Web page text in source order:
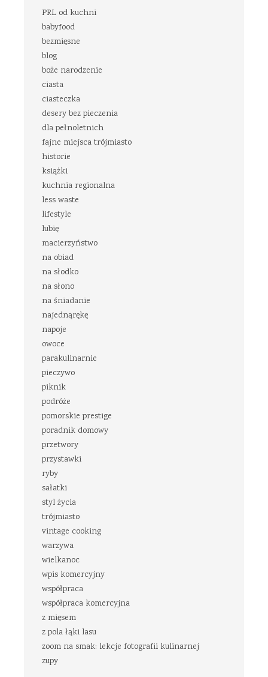
PRL od kuchni
babyfood
bezmięsne
blog
boże narodzenie
ciasta
ciasteczka
desery bez pieczenia
dla pełnoletnich
fajne miejsca trójmiasto
historie
książki
kuchnia regionalna
less waste
lifestyle
lubię
macierzyństwo
na obiad
na słodko
na słono
na śniadanie
najednąrękę
napoje
owoce
parakulinarnie
pieczywo
piknik
podróże
pomorskie prestige
poradnik domowy
przetwory
przystawki
ryby
sałatki
styl życia
trójmiasto
vintage cooking
warzywa
wielkanoc
wpis komercyjny
współpraca
współpraca komercyjna
z mięsem
z pola łąki lasu
zoom na smak: lekcje fotografii kulinarnej
zupy